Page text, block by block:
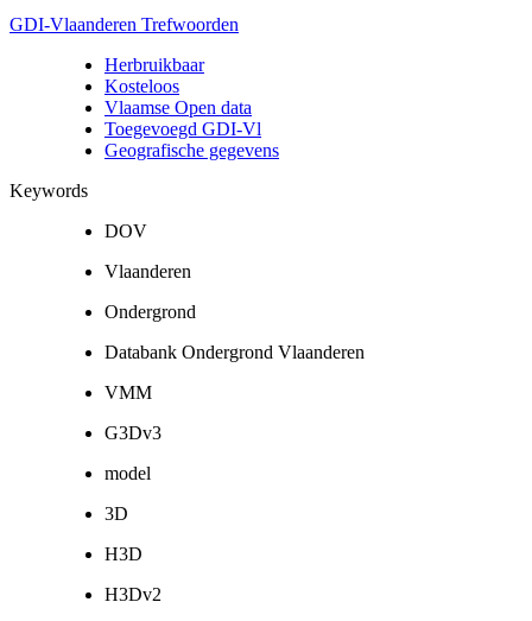
GDI-Vlaanderen Trefwoorden
Herbruikbaar
Kosteloos
Vlaamse Open data
Toegevoegd GDI-Vl
Geografische gegevens
Keywords
DOV
Vlaanderen
Ondergrond
Databank Ondergrond Vlaanderen
VMM
G3Dv3
model
3D
H3D
H3Dv2